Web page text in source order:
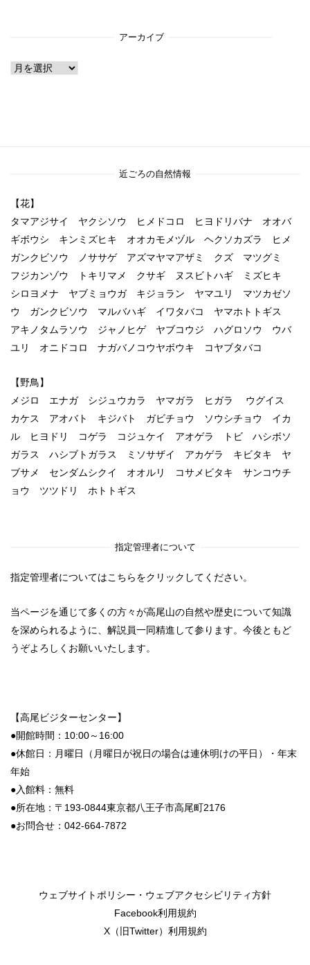
アーカイブ
ア
近ごろの自然情報
【花】
タマアジサイ ヤクシソウ ヒメドコロ ヒヨドリバナ オオバ
ギボウシ キンミズヒキ オオカモメヅル ヘクソカズラ ヒメ
ガンクビソウ ノササゲ アズマヤマアザミ クズ マツグミ
フジカンゾウ トキリマメ クサギ ヌスビトハギ ミズヒキ
シロヨメナ ヤブミョウガ キジョラン ヤマユリ マツカゼソ
ウ ガンクビソウ マルバハギ イワタバコ ヤマホトトギス
アキノタムラソウ ジャノヒゲ ヤブコウジ ハグロソウ ウバ
ユリ オニドコロ ナガバノコウヤボウキ コヤブタバコ
【野鳥】
メジロ エナガ シジュウカラ ヤマガラ ヒガラ ウグイス
カケス アオバト キジバト ガビチョウ ソウシチョウ イカ
ル ヒヨドリ コゲラ コジュケイ アオゲラ トビ ハシボソ
ガラス ハシブトガラス ミソサザイ アカゲラ キビタキ ヤ
ブサメ センダムシクイ オオルリ コサメビタキ サンコウチ
ョウ ツツドリ ホトトギス
指定管理者について
指定管理者についてはこちらをクリックしてください。
当ページを通じて多くの方々が高尾山の自然や歴史について知識
を深められるように、解説員一同精進して参ります。今後ともど
うぞよろしくお願いいたします。
【高尾ビジターセンター】
●開館時間：10:00～16:00
●休館日：月曜日（ 月曜日が祝日の場合は連休明けの平日）・年末
年始
●入館料：無料
●所在地：〒193-0844東京都八王子市高尾町2176
●お問合せ：042-664-7872
ウェブサイトポリシー・ウェブアクセシビリティ方針
Facebook利用規約
X（旧Twitter）利用規約